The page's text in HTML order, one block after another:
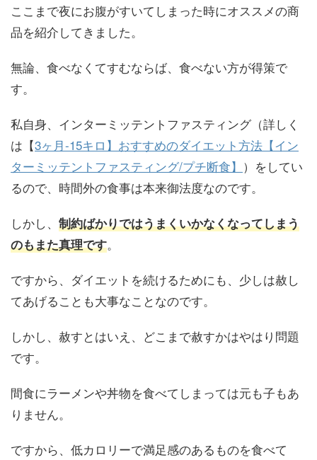
ここまで夜にお腹がすいてしまった時にオススメの商
品を紹介してきました。
無論、食べなくてすむならば、食べない方が得策で
す。
私自身、インターミッテントファスティング（詳しく
は【3ヶ月-15キロ】おすすめのダイエット方法【イン
ターミッテントファスティング/プチ断食】 ）をしてい
るので、時間外の食事は本来御法度なのです。
しかし、 制約ばかりではうまくいかなくなってしまう
のもまた真理です。
ですから、ダイエットを続けるためにも、少しは赦し
てあげることも大事なことなのです。
しかし、赦すとはいえ、どこまで赦すかはやはり問題
です。
間食にラーメンや丼物を食べてしまっては元も子もあ
りません。
ですから、低カロリーで満足感のあるものを食べて